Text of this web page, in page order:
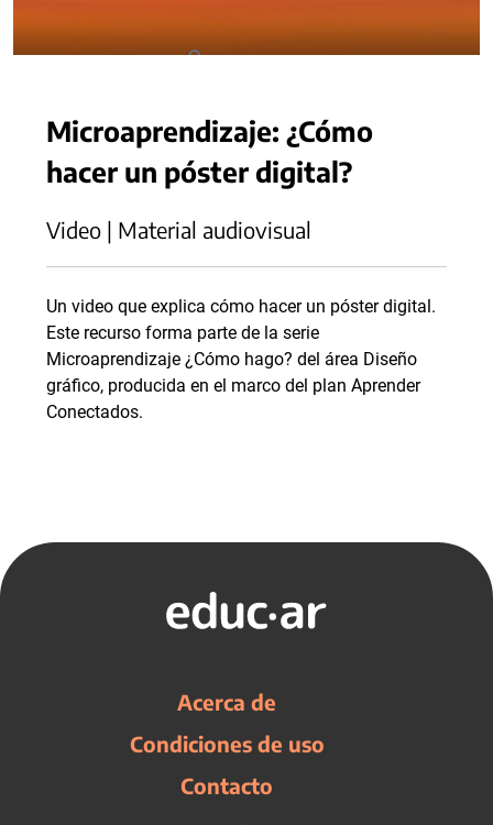
Microaprendizaje: ¿Cómo
hacer un póster digital?
Video | Material audiovisual
Un video que explica cómo hacer un póster digital.
Este recurso forma parte de la serie
Microaprendizaje ¿Cómo hago? del área Diseño
gráfico, producida en el marco del plan Aprender
Conectados.
Acerca de
Condiciones de uso
Contacto